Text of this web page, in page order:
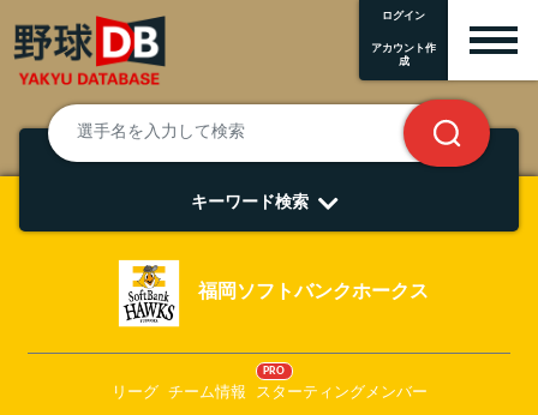
ログイン
アカウント作
成
キーワード検索
福岡ソフトバンクホークス
リーグ チーム情報
PRO
スターティングメンバー